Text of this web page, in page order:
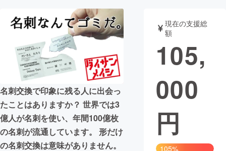
アート・写真 音楽
テクノロジー・ガジェット ゲーム・サ
映像・映画
ビジネス・起業
まちづくり・地域活性化
名刺交換で印象に残る人に出会っ
たことはありますか？ 世界では3
億人が名刺を使い、年間100億枚
の名刺が流通しています。 形だけ
の名刺交換は意味がありません。
現在の支援総
額
105,
000
円
105%